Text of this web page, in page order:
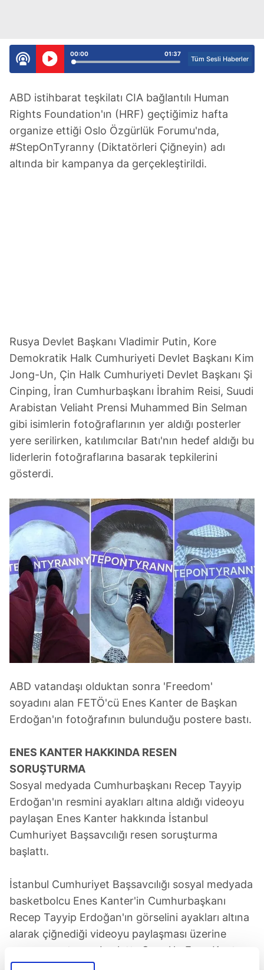
01:37
00:00
Tüm Sesli Haberler
ABD istihbarat teşkilatı CIA bağlantılı Human
Rights Foundation'ın (HRF) geçtiğimiz hafta
organize ettiği Oslo Özgürlük Forumu'nda,
#StepOnTyranny (Diktatörleri Çiğneyin) adı
altında bir kampanya da gerçekleştirildi.
Rusya Devlet Başkanı Vladimir Putin, Kore
Demokratik Halk Cumhuriyeti Devlet Başkanı Kim
Jong-Un, Çin Halk Cumhuriyeti Devlet Başkanı Şi
Cinping, İran Cumhurbaşkanı İbrahim Reisi, Suudi
Arabistan Veliaht Prensi Muhammed Bin Selman
gibi isimlerin fotoğraflarının yer aldığı posterler
yere serilirken, katılımcılar Batı'nın hedef aldığı bu
liderlerin fotoğraflarına basarak tepkilerini
gösterdi.
ABD vatandaşı olduktan sonra 'Freedom'
soyadını alan FETÖ'cü Enes Kanter de Başkan
Erdoğan'ın fotoğrafının bulunduğu postere bastı.
ENES KANTER HAKKINDA RESEN
SORUŞTURMA
Sosyal medyada Cumhurbaşkanı Recep Tayyip
Erdoğan'ın resmini ayakları altına aldığı videoyu
paylaşan Enes Kanter hakkında İstanbul
Cumhuriyet Başsavcılığı resen soruşturma
başlattı.
İstanbul Cumhuriyet Başsavcılığı sosyal medyada
basketbolcu Enes Kanter'in Cumhurbaşkanı
Recep Tayyip Erdoğan'ın görselini ayakları altına
alarak çiğnediği videoyu paylaşması üzerine
resen soruşturma başlattı. Savcılık, Enes Kanter
hakkında TCK'nin 299. maddesi uyarınca